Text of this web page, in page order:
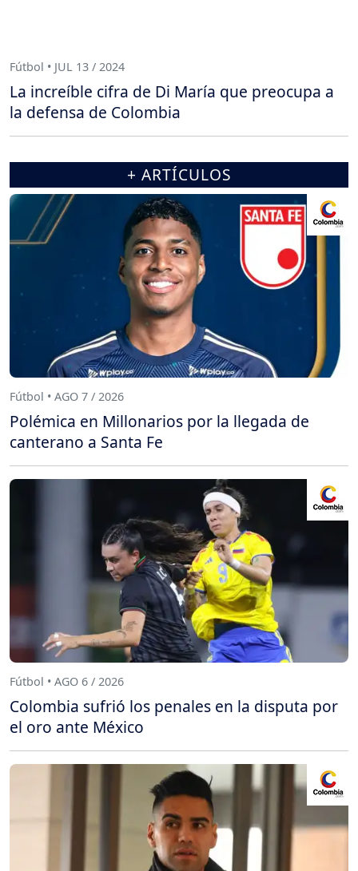
Fútbol • JUL 13 / 2024
La increíble cifra de Di María que preocupa a
la defensa de Colombia
+ ARTÍCULOS
Fútbol • AGO 7 / 2026
Polémica en Millonarios por la llegada de
canterano a Santa Fe
Fútbol • AGO 6 / 2026
Colombia sufrió los penales en la disputa por
el oro ante México